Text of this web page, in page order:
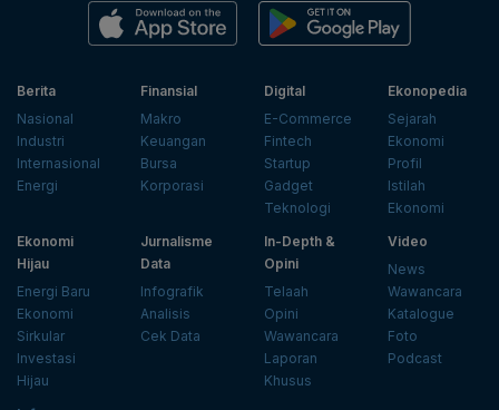
Berita
Nasional
Industri
Internasional
Energi
Finansial
Makro
Keuangan
Bursa
Korporasi
Digital
E-Commerce
Fintech
Startup
Gadget
Teknologi
Ekonopedia
Sejarah
Ekonomi
Profil
Istilah
Ekonomi
Ekonomi
Hijau
Energi Baru
Ekonomi
Sirkular
Investasi
Hijau
Jurnalisme
Data
Infografik
Analisis
Cek Data
In-Depth &
Opini
Telaah
Opini
Wawancara
Laporan
Khusus
Video
News
Wawancara
Katalogue
Foto
Podcast